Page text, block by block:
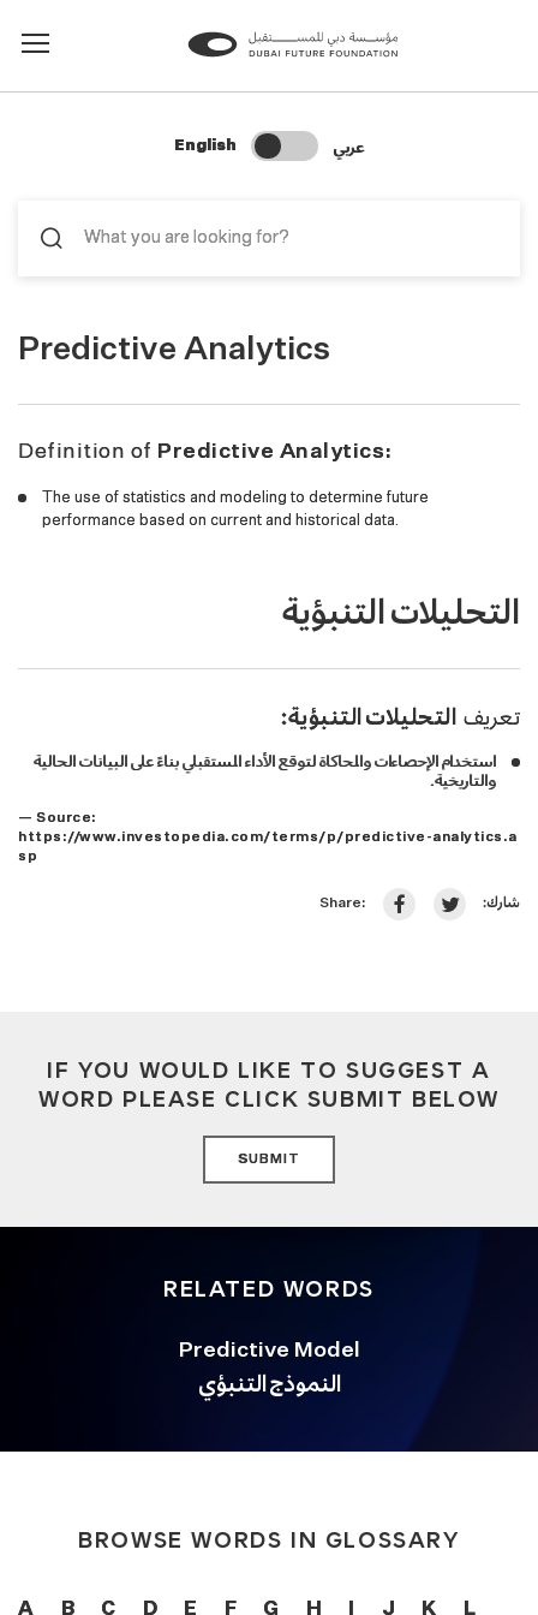
English Change Search Language
عربي
Predictive Analytics
Definition of Predictive Analytics:
The use of statistics and modeling to determine future
performance based on current and historical data.
التحليلات التنبؤية
تعريف التحليلات التنبؤية:
استخدام الإحصاءات والمحاكاة لتوقع الأداء المستقبلي بناءً على البيانات الحالية
والتاريخية.
— Source:
https://www.investopedia.com/terms/p/predictive-analytics.a
sp
Share: شارك:
IF YOU WOULD LIKE TO SUGGEST A
WORD PLEASE CLICK SUBMIT BELOW
SUBMIT
RELATED WORDS
Predictive Model
النموذج التنبؤي
BROWSE WORDS IN GLOSSARY
A B C D E F G H J K L